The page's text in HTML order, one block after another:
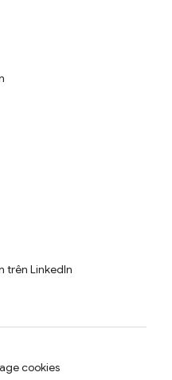
trên LinkedIn
cookies